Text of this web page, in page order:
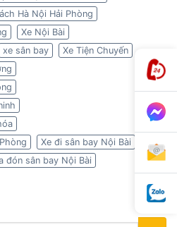
Hà Nội Hải Phòng
Xe Nội Bài
xe sân bay
Xe Tiện Chuyến
Xe đi sân bay Nội Bài
đón sân bay Nội Bài